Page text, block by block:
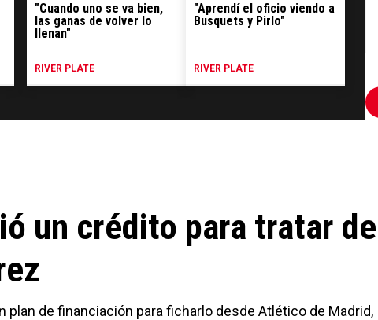
"Cuando uno se va bien,
las ganas de volver lo
llenan"
RIVER PLATE
"Aprendí el oficio viendo a
Busquets y Pirlo"
RIVER PLATE
un crédito para tratar de
plan de financiación para ficharlo desde Atlético de Madrid,